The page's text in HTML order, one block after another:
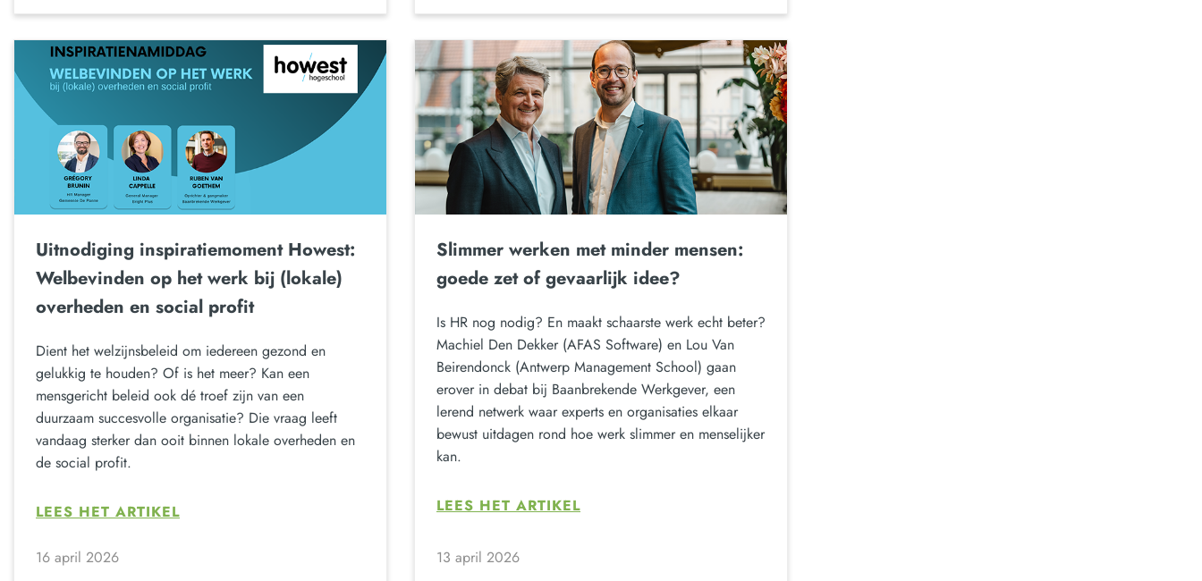
Uitnodiging inspiratiemoment Howest:
Welbevinden op het werk bij (lokale)
overheden en social profit
Dient het welzijnsbeleid om iedereen gezond en
gelukkig te houden? Of is het meer? Kan een
mensgericht beleid ook dé troef zijn van een
duurzaam succesvolle organisatie? Die vraag leeft
vandaag sterker dan ooit binnen lokale overheden en
de social profit.
LEES HET ARTIKEL
16 april 2026
Slimmer werken met minder mensen:
goede zet of gevaarlijk idee?
Is HR nog nodig? En maakt schaarste werk echt beter?
Machiel Den Dekker (AFAS Software) en Lou Van
Beirendonck (Antwerp Management School) gaan
erover in debat bij Baanbrekende Werkgever, een
lerend netwerk waar experts en organisaties elkaar
bewust uitdagen rond hoe werk slimmer en menselijker
kan.
LEES HET ARTIKEL
13 april 2026